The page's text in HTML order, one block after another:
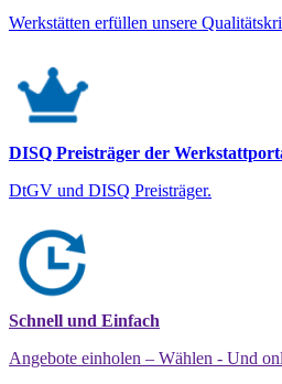
Werkstätten erfüllen unsere
DISQ Preisträger der
DtGV und DISQ Preisträger.
Schnell und Einfach
Angebote einholen – Wählen - Und